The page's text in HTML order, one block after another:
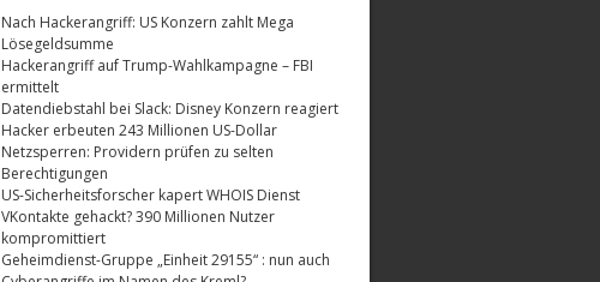
Nach Hackerangriff: US Konzern zahlt Mega
Lösegeldsumme
Hackerangriff auf Trump-Wahlkampagne – FBI
ermittelt
Datendiebstahl bei Slack: Disney Konzern reagiert
Hacker erbeuten 243 Millionen US-Dollar
Netzsperren: Providern prüfen zu selten
Berechtigungen
US-Sicherheitsforscher kapert WHOIS Dienst
VKontakte gehackt? 390 Millionen Nutzer
kompromittiert
Geheimdienst-Gruppe „Einheit 29155“ : nun auch